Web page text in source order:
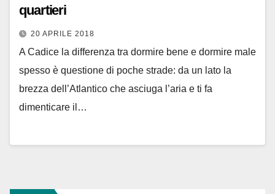
quartieri
20 APRILE 2018
A Cadice la differenza tra dormire bene e dormire male
spesso è questione di poche strade: da un lato la
brezza dell’Atlantico che asciuga l’aria e ti fa
dimenticare il…